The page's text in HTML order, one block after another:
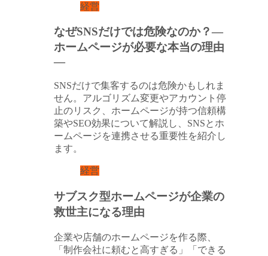
経営
なぜSNSだけでは危険なのか？―
ホームページが必要な本当の理由
―
SNSだけで集客するのは危険かもしれま
せん。アルゴリズム変更やアカウント停
止のリスク、ホームページが持つ信頼構
築やSEO効果について解説し、SNSとホ
ームページを連携させる重要性を紹介し
ます。
経営
サブスク型ホームページが企業の
救世主になる理由
企業や店舗のホームページを作る際、
「制作会社に頼むと高すぎる」「できる